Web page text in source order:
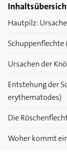
Hautpilz:
Schuppenflechte
Ursachen der
Entstehung der
erythematodes)
Die
Woher kommt